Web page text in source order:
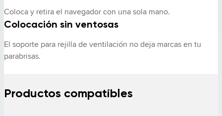
Coloca y retira el navegador con una sola mano.
Colocación sin ventosas
El soporte para rejilla de ventilación no deja marcas en tu
parabrisas.
Productos compatibles